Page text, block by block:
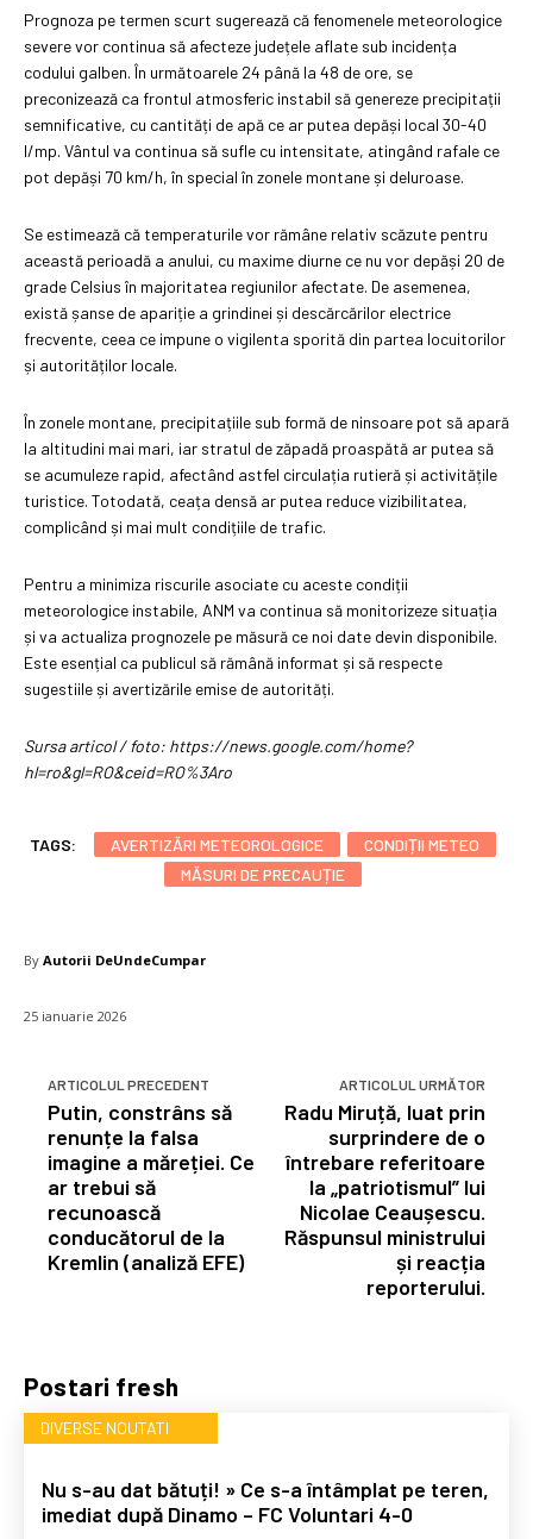
Postari fresh
DIVERSE NOUTATI
Nu s-au dat bătuți! » Ce s-a întâmplat pe teren,
imediat după Dinamo – FC Voluntari 4-0
Prognoza pe termen scurt sugerează că fenomenele meteorologice
severe vor continua să afecteze județele aflate sub incidența
codului galben. În următoarele 24 până la 48 de ore, se
preconizează ca frontul atmosferic instabil să genereze precipitații
semnificative, cu cantități de apă ce ar putea depăși local 30-40
l/mp. Vântul va continua să sufle cu intensitate, atingând rafale ce
pot depăși 70 km/h, în special în zonele montane și deluroase.
Se estimează că temperaturile vor rămâne relativ scăzute pentru
această perioadă a anului, cu maxime diurne ce nu vor depăși 20 de
grade Celsius în majoritatea regiunilor afectate. De asemenea,
există șanse de apariție a grindinei și descărcărilor electrice
frecvente, ceea ce impune o vigilenta sporită din partea locuitorilor
și autorităților locale.
În zonele montane, precipitațiile sub formă de ninsoare pot să apară
la altitudini mai mari, iar stratul de zăpadă proaspătă ar putea să
se acumuleze rapid, afectând astfel circulația rutieră și activitățile
turistice. Totodată, ceața densă ar putea reduce vizibilitatea,
complicând și mai mult condițiile de trafic.
Pentru a minimiza riscurile asociate cu aceste condiții
meteorologice instabile, ANM va continua să monitorizeze situația
și va actualiza prognozele pe măsură ce noi date devin disponibile.
Este esențial ca publicul să rămână informat și să respecte
sugestiile și avertizările emise de autorități.
Sursa articol / foto: https://news.google.com/home?
hl=ro&gl=RO&ceid=RO%3Aro
TAGS: AVERTIZĂRI METEOROLOGICE
CONDIȚII METEO
MĂSURI DE PRECAUȚIE
By Autorii DeUndeCumpar
25 ianuarie 2026
ARTICOLUL PRECEDENT
Putin, constrâns să
renunțe la falsa
imagine a măreției. Ce
ar trebui să
recunoască
conducătorul de la
Kremlin (analiză EFE)
ARTICOLUL URMĂTOR
Radu Miruță, luat prin
surprindere de o
întrebare referitoare
la „patriotismul” lui
Nicolae Ceaușescu.
Răspunsul ministrului
și reacția
reporterului.